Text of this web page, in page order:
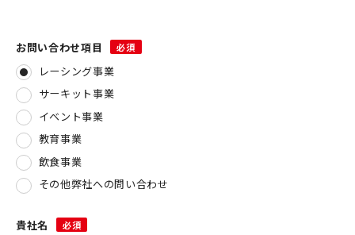
お問い合わせ項目 必須
レーシング事業
サーキット事業
イベント事業
教育事業
飲食事業
その他弊社への問い合わせ
貴社名 必須